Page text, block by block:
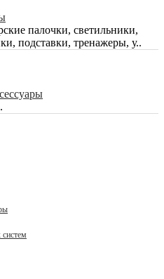
палочки, светильники,
подставки, тренажеры, у..
систем